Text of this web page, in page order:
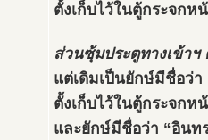
ตั้งเก็บไว้ในตู้กระจกห
ส่วนซุ้มประตูทางเข้า
แต่เดิมเป็นยักษ์มีชื่อว่
ตั้งเก็บไว้ในตู้กระจกห
และยักษ์มีชื่อว่า “อินท